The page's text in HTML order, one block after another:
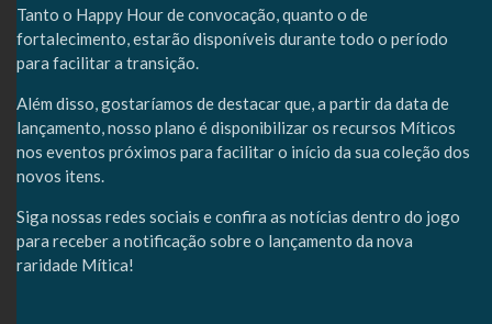
Tanto o Happy Hour de convocação, quanto o de
fortalecimento, estarão disponíveis durante todo o período
para facilitar a transição.
Além disso, gostaríamos de destacar que, a partir da data de
lançamento, nosso plano é disponibilizar os recursos Míticos
nos eventos próximos para facilitar o início da sua coleção dos
novos itens.
Siga nossas redes sociais e confira as notícias dentro do jogo
para receber a notificação sobre o lançamento da nova
raridade Mítica!